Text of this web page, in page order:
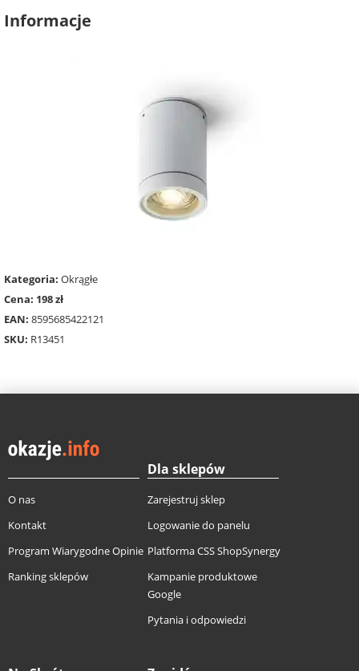
Informacje
Kategoria: Okrągłe
Cena: 198 zł
EAN: 8595685422121
SKU: R13451
O nas
Kontakt
Program Wiarygodne Opinie
Ranking sklepów
Dla sklepów
Zarejestruj sklep
Logowanie do panelu
Platforma CSS ShopSynergy
Kampanie produktowe
Google
Pytania i odpowiedzi